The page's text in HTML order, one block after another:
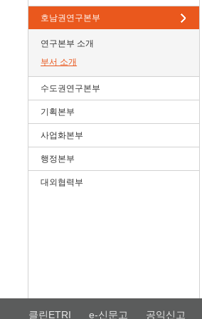
호남권연구본부
연구본부 소개
부서 소개
수도권연구본부
기획본부
사업화본부
행정본부
대외협력부
클린ETRI e-신문고 공익신고